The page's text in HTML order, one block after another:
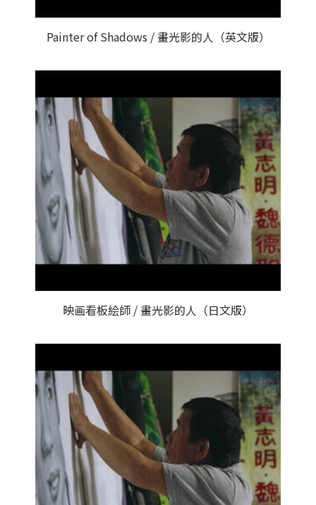
Painter of Shadows / 畫光影的人（英文版）
映画看板絵師 / 畫光影的人（日文版）